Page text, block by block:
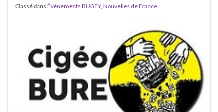
Classé dans Évènements BUGEY, Nouvelles de France